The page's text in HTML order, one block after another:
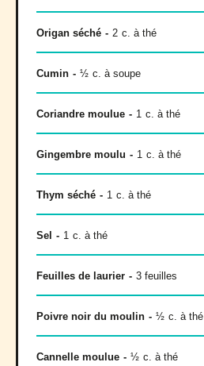
Origan séché - 2 c. à thé
Cumin - ½ c. à soupe
Coriandre moulue - 1 c. à thé
Gingembre moulu - 1 c. à thé
Thym séché - 1 c. à thé
Sel - 1 c. à thé
Feuilles de laurier - 3 feuilles
Poivre noir du moulin - ½ c. à thé
Cannelle moulue - ½ c. à thé